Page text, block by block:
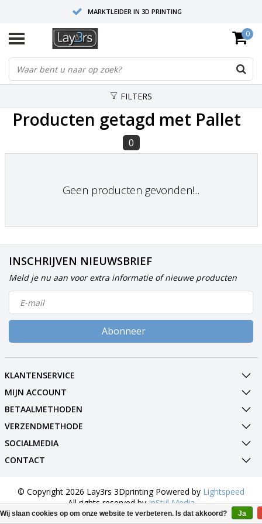
MARKTLEIDER IN 3D PRINTING
HOOGWAARDIGE SERVICE EN SUPPORT
FYSIEKE SHOWROOMS
0
FILTERS
Producten getagd met Pallet
0
Geen producten gevonden!...
INSCHRIJVEN NIEUWSBRIEF
Meld je nu aan voor extra informatie of nieuwe producten
Abonneer
KLANTENSERVICE
MIJN ACCOUNT
BETAALMETHODEN
VERZENDMETHODE
SOCIALMEDIA
CONTACT
© Copyright 2026 Lay3rs 3Dprinting Powered by Lightspeed
All rights reserved byInStijl Media
Wij slaan cookies op om onze website te verbeteren. Is dat akkoord? Ja